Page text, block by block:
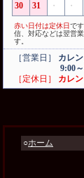
30
31 ・ ・
赤い日付は定休日で
信、対応などは翌営
す。
［営業日］
カレ
9:00
［定休日］
カレ
○ホーム